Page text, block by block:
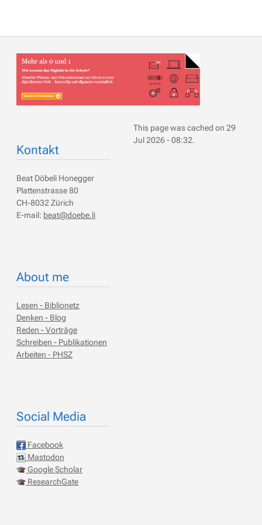
Kontakt
Beat Döbeli Honegger
Plattenstrasse 80
CH-8032 Zürich
E-mail: beat@doebe.li
About me
Lesen - Biblionetz
Denken - Blog
Reden - Vorträge
Schreiben - Publikationen
Arbeiten - PHSZ
Social Media
Facebook
Mastodon
Google Scholar
ResearchGate
This page was cached on 29
Jul 2026 - 08:32.